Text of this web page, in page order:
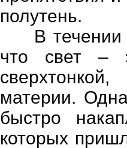
полутень.
В течении
что свет –
материи.
быстро
которых